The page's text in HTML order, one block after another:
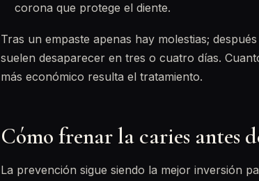
corona que protege el diente.
Tras un empaste apenas hay molestias;
suelen desaparecer en tres o cuatro días.
más económico resulta el tratamiento.
Cómo frenar la caries antes
La prevención sigue siendo la mejor inversión